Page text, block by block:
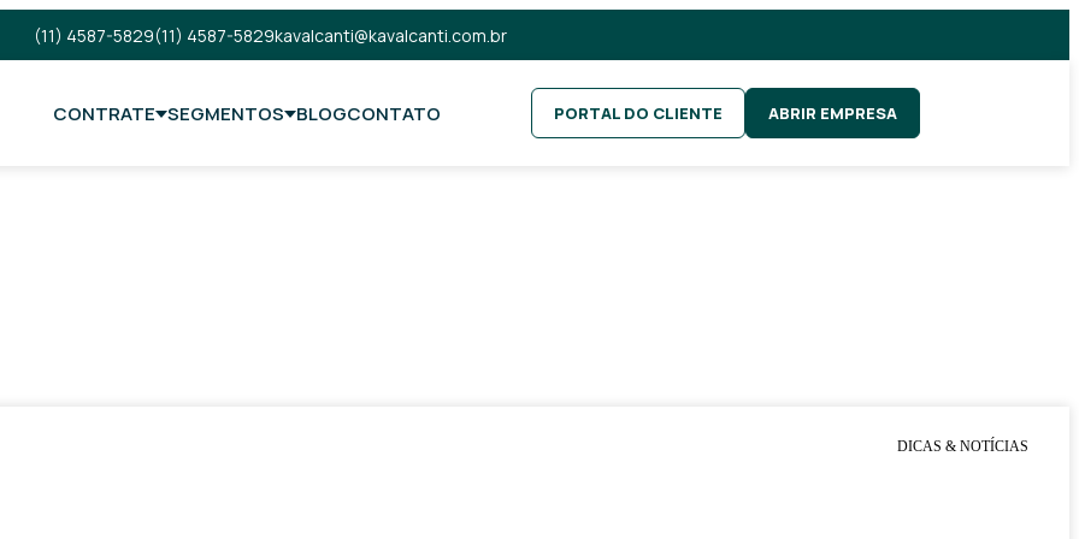
(11) 4587-5829(11) 4587-5829kavalcanti@kavalcanti.com.br
CONTRATE SEGMENTOS BLOGCONTATO PORTAL DO CLIENTE ABRIR EMPRESA
DICAS & NOTÍCIAS